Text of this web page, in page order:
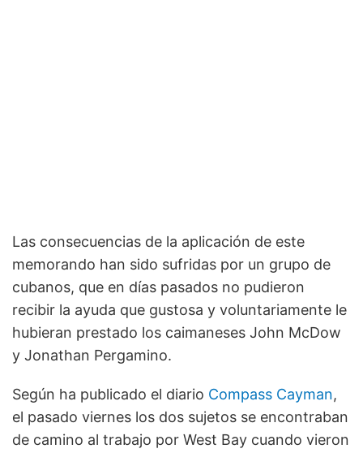
Las consecuencias de la aplicación de este
memorando han sido sufridas por un grupo de
cubanos, que en días pasados no pudieron
recibir la ayuda que gustosa y voluntariamente le
hubieran prestado los caimaneses John McDow
y Jonathan Pergamino.
Según ha publicado el diario Compass Cayman,
el pasado viernes los dos sujetos se encontraban
de camino al trabajo por West Bay cuando vieron